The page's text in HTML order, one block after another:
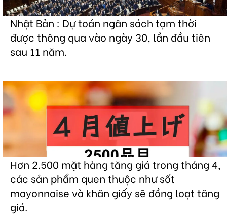
Nhật Bản : Dự toán ngân sách tạm thời
được thông qua vào ngày 30, lần đầu tiên
sau 11 năm.
Hơn 2.500 mặt hàng tăng giá trong tháng 4,
các sản phẩm quen thuộc như sốt
mayonnaise và khăn giấy sẽ đồng loạt tăng
giá.